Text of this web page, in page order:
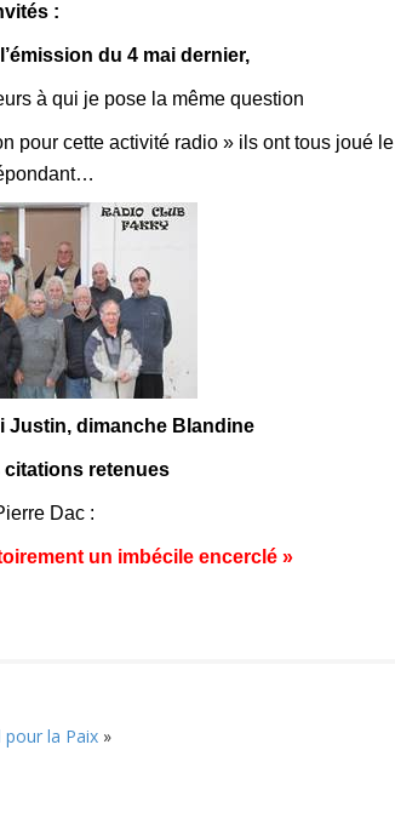
:
du 4 mai dernier,
à qui je pose la même question
pour cette activité radio » ils ont tous joué le
Justin, dimanche Blandine
citations retenues
Dac :
un imbécile encerclé »
la Paix»